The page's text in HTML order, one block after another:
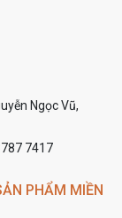
Ngọc Vũ,
7417
PHẨM MIỀN